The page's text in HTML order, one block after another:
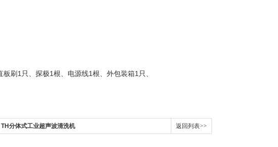
刷1只、探极1根、电源线1根、外包装箱1只、
TH分体式工业超声波清洗机 返回列表>>